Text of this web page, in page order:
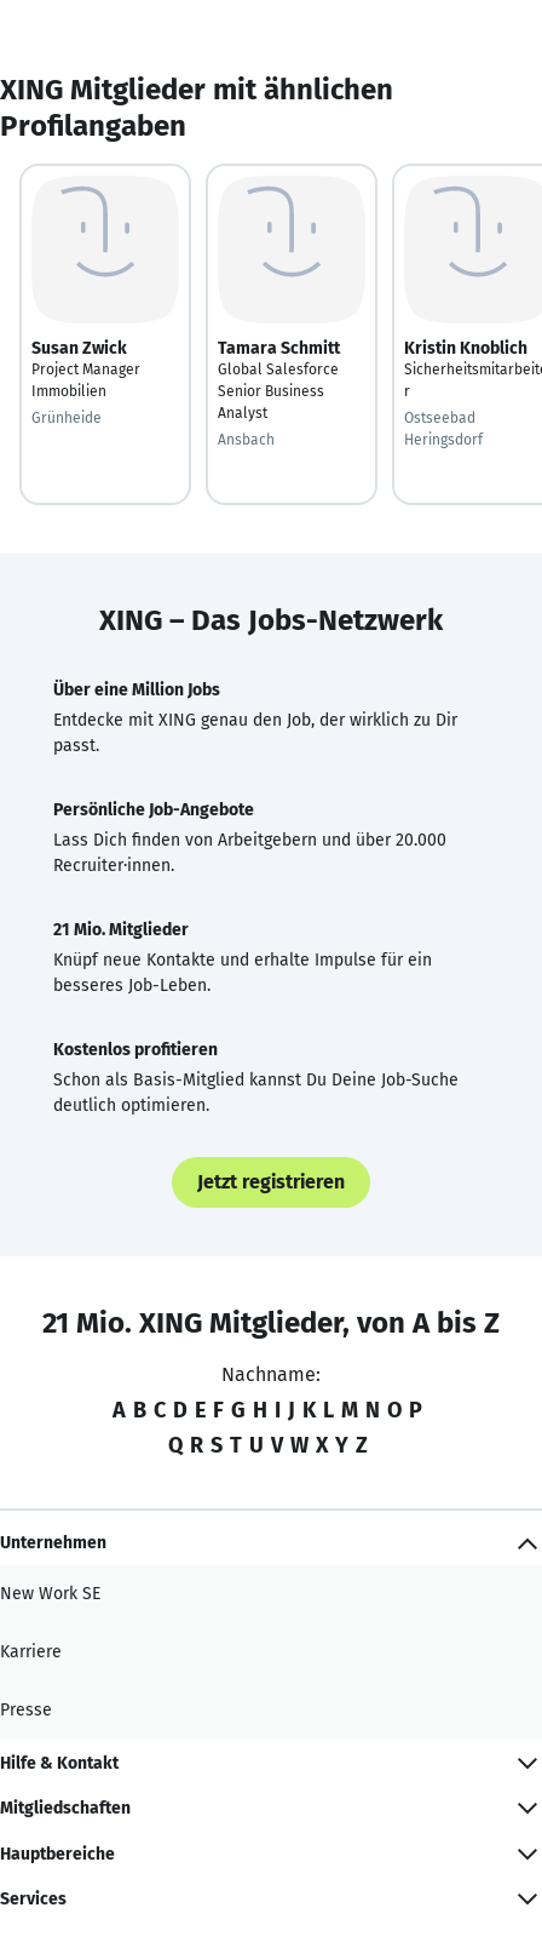
XING Mitglieder mit ähnlichen
Profilangaben
Susan Zwick
Project Manager
Immobilien
Grünheide
Tamara Schmitt
Global Salesforce
Senior Business
Analyst
Ansbach
Kristin Knoblich
r
Ostseebad
Heringsdorf
XING – Das Jobs-Netzwerk
Über eine Million Jobs
Entdecke mit XING genau den Job, der wirklich zu Dir
passt.
Persönliche Job-Angebote
Lass Dich finden von Arbeitgebern und über 20.000
Recruiter·innen.
21 Mio. Mitglieder
Knüpf neue Kontakte und erhalte Impulse für ein
besseres Job-Leben.
Kostenlos profitieren
Schon als Basis-Mitglied kannst Du Deine Job-Suche
deutlich optimieren.
Jetzt registrieren
21 Mio. XING Mitglieder, von A bis Z
Nachname:
A B C D E F G H I J K L M N O P
Q R S T U V W X Y Z
Unternehmen
New Work SE
Karriere
Presse
Hilfe & Kontakt
Mitgliedschaften
Hauptbereiche
Services